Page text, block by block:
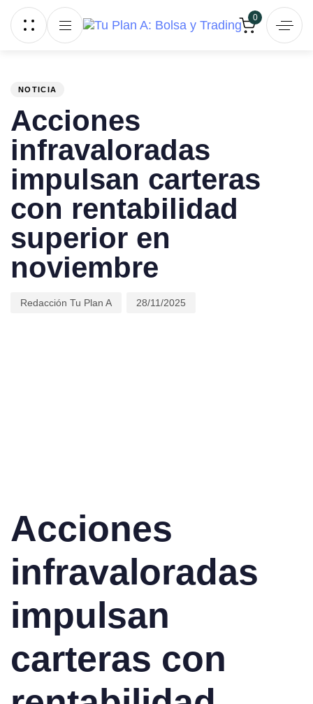
Skip links
Skip to primary navigation
Skip to content
0
NOTICIA
Acciones
infravaloradas
impulsan carteras
con rentabilidad
superior en
noviembre
Redacción Tu Plan A 28/11/2025
Acciones
infravaloradas
impulsan
carteras con